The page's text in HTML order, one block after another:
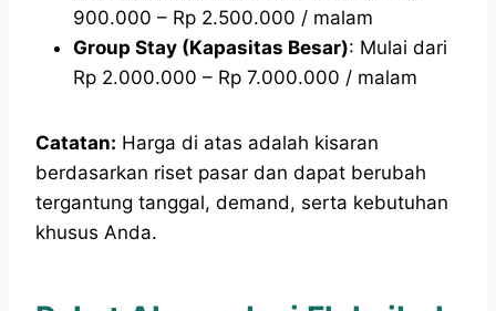
900.000 – Rp 2.500.000 / malam
Group Stay (Kapasitas Besar): Mulai dari
Rp 2.000.000 – Rp 7.000.000 / malam
Catatan: Harga di atas adalah kisaran
berdasarkan riset pasar dan dapat berubah
tergantung tanggal, demand, serta kebutuhan
khusus Anda.